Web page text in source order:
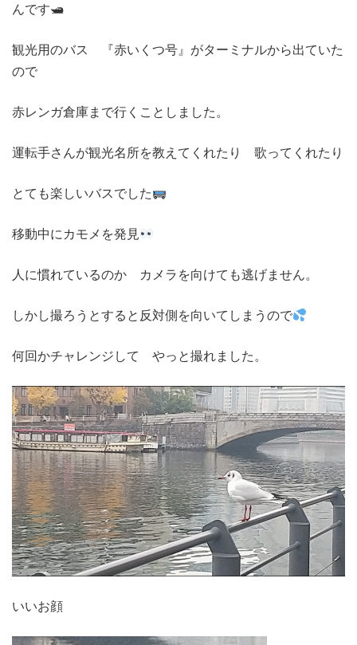
んです🛥
観光用のバス 『赤いくつ号』がターミナルから出ていた
ので
赤レンガ倉庫まで行くことしました。
運転手さんが観光名所を教えてくれたり 歌ってくれたり
とても楽しいバスでした
移動中にカモメを発見
人に慣れているのか カメラを向けても逃げません。
しかし撮ろうとすると反対側を向いてしまうので
何回かチャレンジして やっと撮れました。
いいお顔